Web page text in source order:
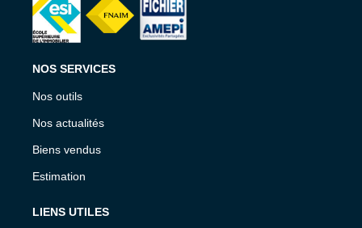
NOS SERVICES
Nos outils
Nos actualités
Biens vendus
Estimation
LIENS UTILES